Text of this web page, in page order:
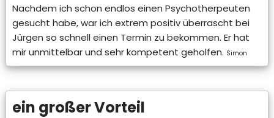
Nachdem ich schon endlos einen Psychotherpeuten
gesucht habe, war ich extrem positiv überrascht bei
Jürgen so schnell einen Termin zu bekommen. Er hat
mir unmittelbar und sehr kompetent geholfen. Simon
ein großer Vorteil